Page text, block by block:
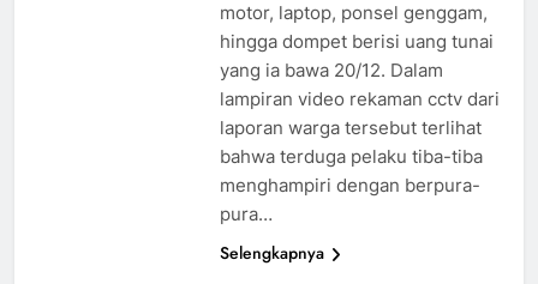
motor, laptop, ponsel genggam,
hingga dompet berisi uang tunai
yang ia bawa 20/12. Dalam
lampiran video rekaman cctv dari
laporan warga tersebut terlihat
bahwa terduga pelaku tiba-tiba
menghampiri dengan berpura-
pura…
Selengkapnya